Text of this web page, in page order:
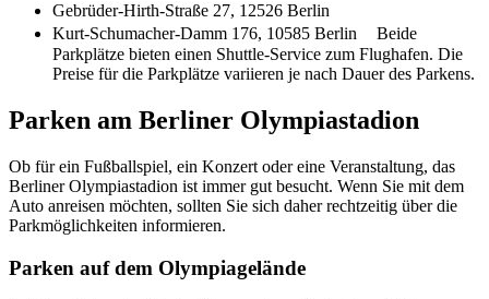
Gebrüder-Hirth-Straße 27, 12526 Berlin
Kurt-Schumacher-Damm 176, 10585 Berlin Beide
Parkplätze bieten einen Shuttle-Service zum Flughafen. Die
Preise für die Parkplätze variieren je nach Dauer des Parkens.
Parken am Berliner Olympiastadion
Ob für ein Fußballspiel, ein Konzert oder eine Veranstaltung, das
Berliner Olympiastadion ist immer gut besucht. Wenn Sie mit dem
Auto anreisen möchten, sollten Sie sich daher rechtzeitig über die
Parkmöglichkeiten informieren.
Parken auf dem Olympiagelände